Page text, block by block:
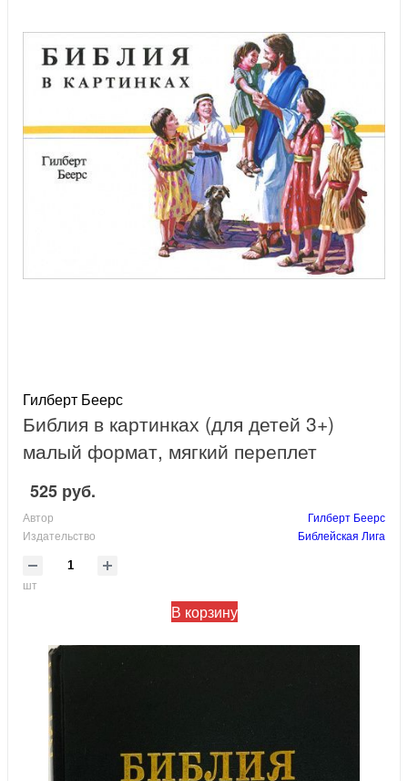
Гилберт Беерс
Библия в картинках (для детей 3+)
малый формат, мягкий переплет
525 руб.
Автор
Гилберт Беерс
Издательство
Библейская Лига
шт
В корзину